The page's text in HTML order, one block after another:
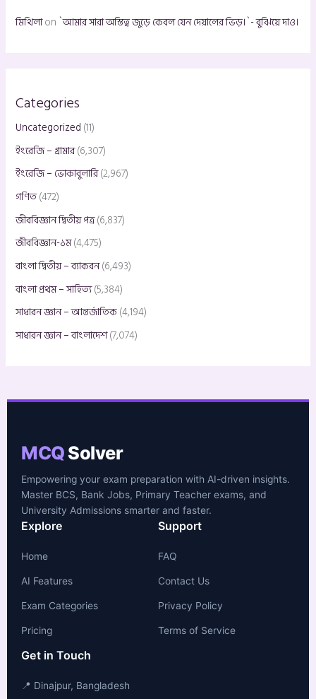
মিথিলাon `আমার সারা অস্তিত্ব জুড়ে কেবল যেন দেয়ালের ভিড়।`- বুঝিয়ে দাও।
Categories
Uncategorized (11)
ইংরেজি – গ্রামার(6,307)
ইংরেজি – ভোকাবুলারি(2,967)
গণিত(472)
জীববিজ্ঞান দ্বিতীয় পত্র(6,837)
জীববিজ্ঞান-১ম(4,475)
বাংলা দ্বিতীয় – ব্যাকরন(6,493)
বাংলা প্রথম – সাহিত্য(5,384)
সাধারন জ্ঞান – আন্তর্জাতিক(4,194)
সাধারন জ্ঞান – বাংলাদেশ(7,074)
MCQSolver
Empowering your exam preparation with AI-driven insights.
Master BCS, Bank Jobs, Primary Teacher exams, and
University Admissions smarter and faster.
Explore
Home
AI Features
Exam Categories
Pricing
Support
FAQ
Contact Us
Privacy Policy
Terms of Service
Get in Touch
📍 Dinajpur, Bangladesh